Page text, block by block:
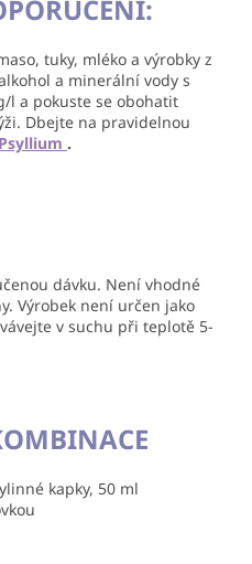
tuky, mléko a výrobky z
a minerální vody s
l a pokuste se obohatit
Dbejte na pravidelnou
Psyllium .
dávku. Není vhodné
Výrobek není určen jako
v suchu při teplotě 5-
kapky, 50 ml